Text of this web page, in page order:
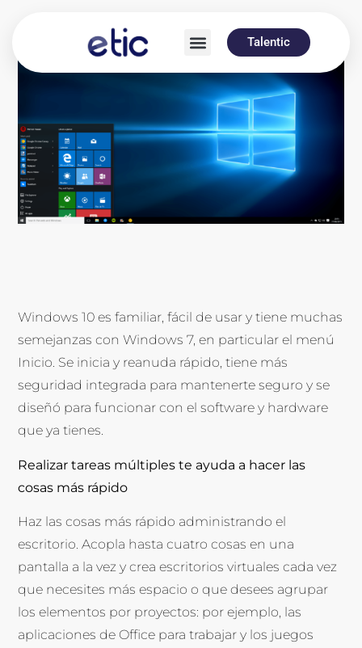
Talentic
Windows 10 es familiar, fácil de usar y tiene muchas
semejanzas con Windows 7, en particular el menú
Inicio. Se inicia y reanuda rápido, tiene más
seguridad integrada para mantenerte seguro y se
diseñó para funcionar con el software y hardware
que ya tienes.
Realizar tareas múltiples te ayuda a hacer las
cosas más rápido
Haz las cosas más rápido administrando el
escritorio. Acopla hasta cuatro cosas en una
pantalla a la vez y crea escritorios virtuales cada vez
que necesites más espacio o que desees agrupar
los elementos por proyectos: por ejemplo, las
aplicaciones de Office para trabajar y los juegos